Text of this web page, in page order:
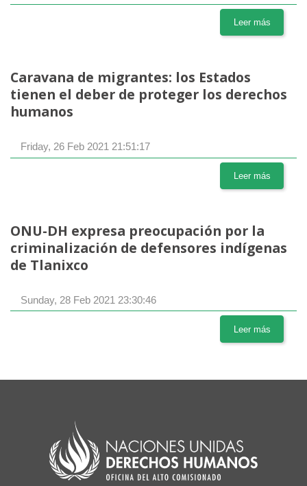
Leer más
Caravana de migrantes: los Estados
tienen el deber de proteger los derechos
humanos
Friday, 26 Feb 2021 21:51:17
Leer más
ONU-DH expresa preocupación por la
criminalización de defensores indígenas
de Tlanixco
Sunday, 28 Feb 2021 23:30:46
Leer más